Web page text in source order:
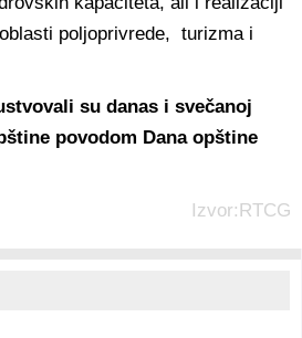
poljoprivrede, turizma i
su danas i svečanoj
povodom Dana opštine
Izvor:RTCG